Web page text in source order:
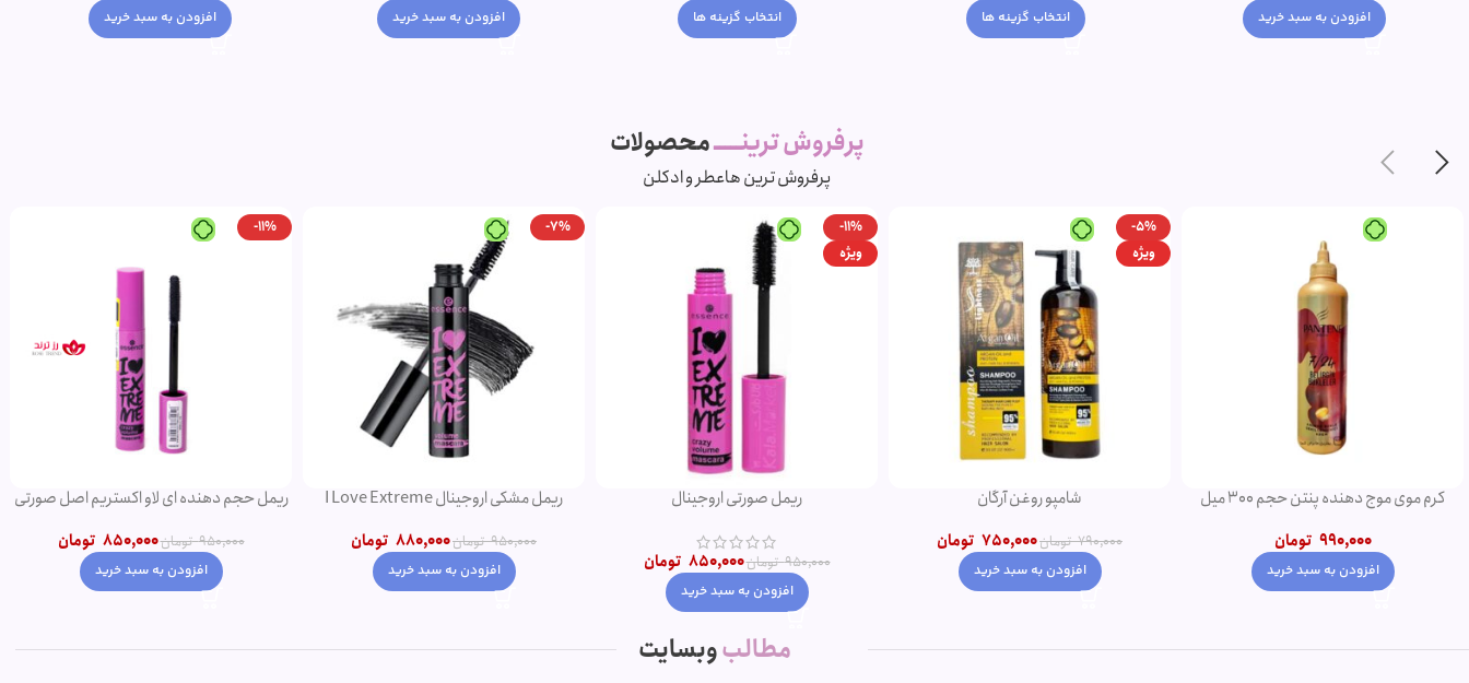
افزودن به سبد خرید انتخاب گزینه ها انتخاب گزینه ها افزودن به سبد خرید افزودن به سبد خرید
پرفروش ترینـــــمحصولات
پرفروش ترین هاعطر و ادکلن
کرم موی موج دهنده پنتن حجم 300 میل
990,000 تومان
افزودن به سبد خرید
-5%
ویژه
شامپو روغن آرگان
790,000 تومان750,000 تومان
افزودن به سبد خرید
-11%
ویژه
ریمل صورتی اروجینال
950,000 تومان850,000 تومان
افزودن به سبد خرید
-7%
ریمل مشکی اروجینال I Love Extreme
950,000 تومان880,000 تومان
افزودن به سبد خرید
-11%
ریمل حجم دهنده ای لاو اکستریم اصل صورتی
950,000 تومان850,000 تومان
افزودن به سبد خرید
مطالبوبسایت